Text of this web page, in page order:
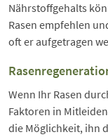
Nährstoffgehalts
Rasen empfehlen
oft er aufgetragen
Wenn Ihr Rasen
Faktoren in
die Möglichkeit, ihn